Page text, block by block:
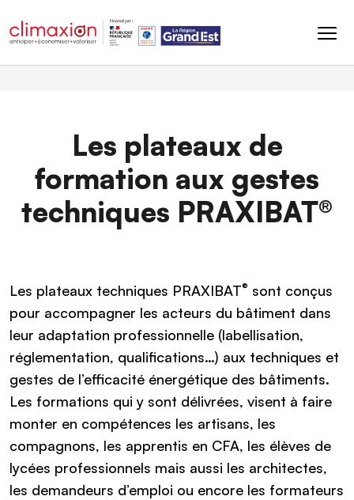
Les plateaux de
formation aux gestes
techniques PRAXIBAT®
Les plateaux techniques PRAXIBAT® sont conçus
pour accompagner les acteurs du bâtiment dans
leur adaptation professionnelle (labellisation,
réglementation, qualifications…) aux techniques et
gestes de l’efficacité énergétique des bâtiments.
Les formations qui y sont délivrées, visent à faire
monter en compétences les artisans, les
compagnons, les apprentis en CFA, les élèves de
lycées professionnels mais aussi les architectes,
les demandeurs d’emploi ou encore les formateurs